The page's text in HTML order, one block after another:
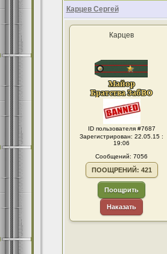
Карцев Сергей
Карцев
ID пользователя #7687
Зарегистрирован: 22.05.15 :
19:06
Сообщений: 7056
ПООЩРЕНИЙ: 421
Поощрить
Наказать